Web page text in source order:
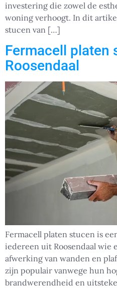
investering die zowel de
woning verhoogt. In dit
stucen van […]
Fermacell platen
Roosendaal
Fermacell platen stucen is
iedereen uit Roosendaal wie
afwerking van wanden en
zijn populair vanwege hun
brandwerendheid en